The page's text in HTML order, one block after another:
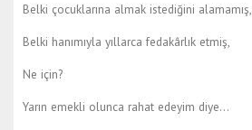
Belki çocuklarına almak istediğini alamamış,
Belki hanımıyla yıllarca fedakârlık etmiş,
Ne için?
Yarın emekli olunca rahat edeyim diye…